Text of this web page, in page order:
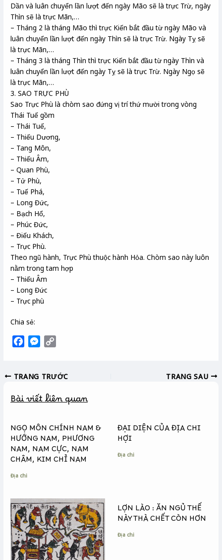
Dần và luân chuyển lần lượt đến ngày Mão sẽ là trực Trừ, ngày
Thìn sẽ là trực Mãn,…
– Tháng 2 là tháng Mão thì trực Kiến bắt đầu từ ngày Mão và
luân chuyển lần lượt đến ngày Thìn sẽ là trực Trừ. Ngày Tỵ sẽ
là trực Mãn,…
– Tháng 3 là tháng Thìn thì trực Kiến bắt đầu từ ngày Thìn và
luân chuyển lần lượt đến ngày Tỵ sẽ là trực Trừ. Ngày Ngọ sẽ
là trực Mãn,…
3. SAO TRỰC PHÙ
Sao Trực Phù là chòm sao đứng vị trí thứ mười trong vòng
Thái Tuế gồm
– Thái Tuế,
– Thiếu Dương,
– Tang Môn,
– Thiếu Âm,
– Quan Phù,
– Tử Phù,
– Tuế Phá,
– Long Đức,
– Bạch Hổ,
– Phúc Đức,
– Điếu Khách,
– Trực Phù.
Theo ngũ hành, Trực Phù thuộc hành Hỏa. Chòm sao này luôn
nằm trong tam hợp
– Thiếu Âm
– Long Đức
– Trực phù
Chia sẻ:
e
o
k
M
s
n
e
r
y
i
k
TRANG TRƯỚC TRANG SAU
Bài viết liên quan
NGỌ MÔN CHÍNH NAM &
HƯỚNG NAM, PHƯƠNG
NAM, NAM CỰC, NAM
CHÂM, KIM CHỈ NAM
Địa chi
ĐẠI DIỆN CỦA ĐỊA CHI
HỢI
Địa chi
LỢN LÀO : ĂN NGỦ THẾ
NÀY THÀ CHẾT CÒN HƠN
Địa chi